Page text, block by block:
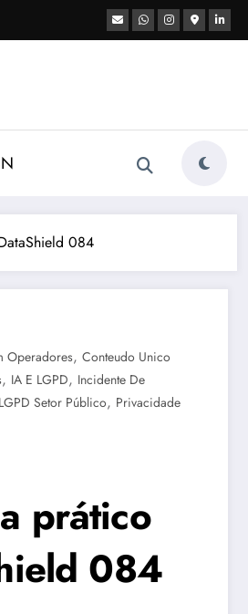
084
Operadores, Conteudo Unico
, IA E LGPD, Incidente De
LGPD Setor Público, Privacidade
prático
084